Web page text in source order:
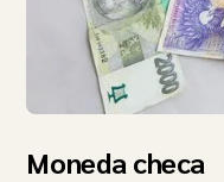
Moneda checa